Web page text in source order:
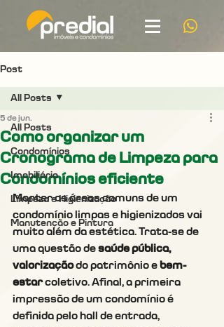
Post
All Posts
Condomínios
Imobiliária
Limpeza e Higienização
Manutenção e Pintura
All Posts
Como organizar um
Cronograma de Limpeza para
Condomínios eficiente
5 de jun.
Manter as áreas comuns de um
condomínio limpas e higienizados vai
muito além da estética. Trata-se de
uma questão de saúde pública,
valorização do patrimônioe bem-
estar coletivo. Afinal, a primeira
impressão de um condomínio é
definida pelo hall de entrada,